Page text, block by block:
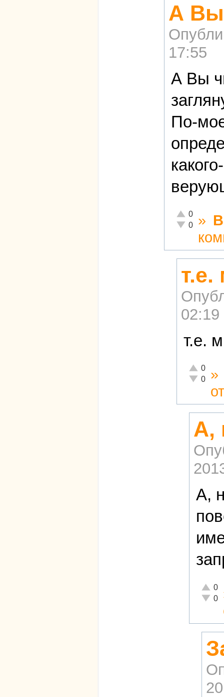
А Вы
17:55
А Вы
По-
Отлично!
0
Неадекватно!
0 »
02:19
т.е.
Отлично!
0
0
»
А,
А,
0
0